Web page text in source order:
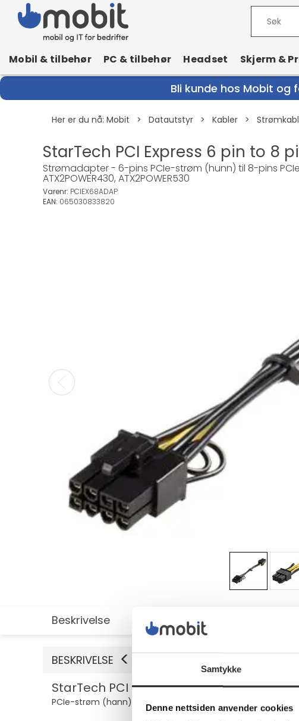
Samtykke
Denne nettsiden anvender cookies
Mobil & tilbehør PC & tilbehør Headset Skjerm &
Bli kunde hos Mobit
Her er du nå: Mobit > Datautstyr > Kabler >
StarTech PCI Express 6 pin to 8
Strømadapter - 6-pins PCIe-strøm (hunn) til 8-pins
ATX2POWER430, ATX2POWER530
Varenr: PCIEX68ADAP
EAN: 065030833820
Beskrivelse Utvidet informasjon
BESKRIVELSE
StarTech PCI Express 6 pin to 8 pin
PCIe-strøm (hann) - 15.5 cm - gul - for P/N: ATX2POWER430,